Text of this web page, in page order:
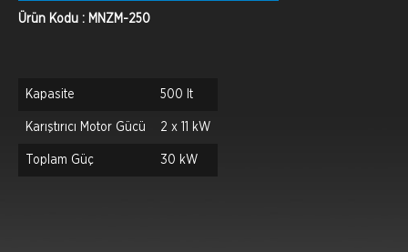
Ürün Kodu : MNZM-250
Kapasite 500 lt
Karıştırıcı Motor Gücü 2 x 11 kW
Toplam Güç 30 kW